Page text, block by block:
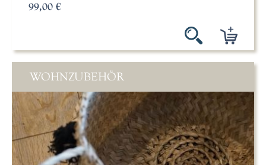
99,00 €
WOHNZUBEHÖR